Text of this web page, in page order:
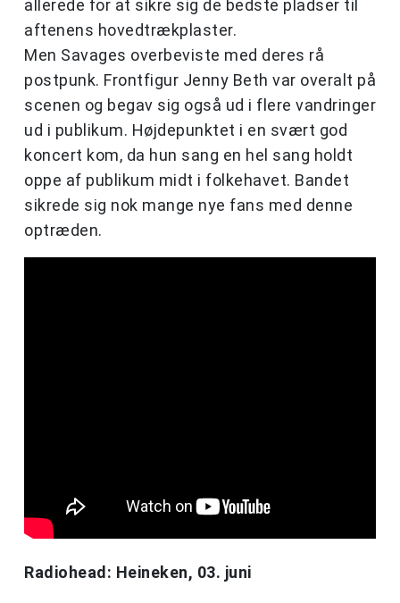
allerede for at sikre sig de bedste pladser til
aftenens hovedtrækplaster.
Men Savages overbeviste med deres rå
postpunk. Frontfigur Jenny Beth var overalt på
scenen og begav sig også ud i flere vandringer
ud i publikum. Højdepunktet i en svært god
koncert kom, da hun sang en hel sang holdt
oppe af publikum midt i folkehavet. Bandet
sikrede sig nok mange nye fans med denne
optræden.
Radiohead: Heineken, 03. juni